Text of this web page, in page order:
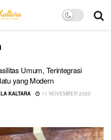
Umum, Terintegrasi
yang Modern
KALTARA
11 NOVEMBER 2020